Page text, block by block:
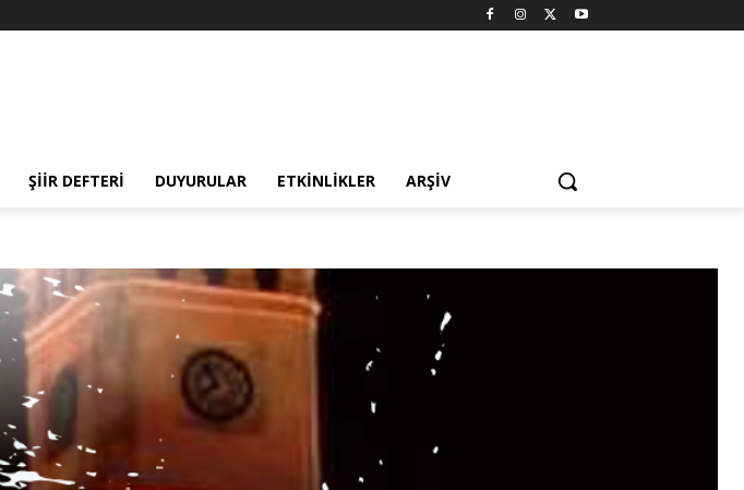
ŞIIR DEFTERI DUYURULAR ETKINLIKLER ARŞIV